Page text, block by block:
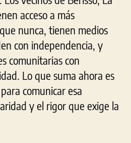
acceso a más
nunca, tienen medios
con independencia, y
comunitarias con
Lo que suma ahora es
comunicar esa
y el rigor que exige la